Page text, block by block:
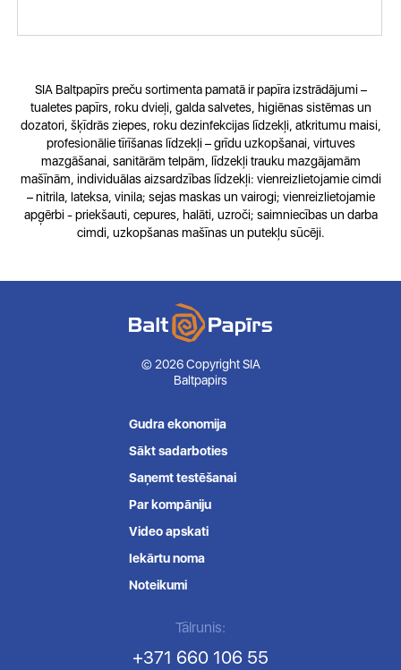
SIA Baltpapīrs preču sortimenta pamatā ir papīra izstrādājumi –
tualetes papīrs, roku dvieļi, galda salvetes, higiēnas sistēmas un
dozatori, šķīdrās ziepes, roku dezinfekcijas līdzekļi, atkritumu maisi,
profesionālie tīrīšanas līdzekļi – grīdu uzkopšanai, virtuves
mazgāšanai, sanitārām telpām, līdzekļi trauku mazgājamām
mašīnām, individuālas aizsardzības līdzekļi: vienreizlietojamie cimdi
– nitrila, lateksa, vinila; sejas maskas un vairogi; vienreizlietojamie
apģērbi - priekšauti, cepures, halāti, uzroči; saimniecības un darba
cimdi, uzkopšanas mašīnas un putekļu sūcēji.
© 2026 Copyright SIA
Baltpapirs
Gudra ekonomija
Sākt sadarboties
Saņemt testēšanai
Par kompāniju
Video apskati
Iekārtu noma
Noteikumi
Tālrunis:
+371 660 106 55